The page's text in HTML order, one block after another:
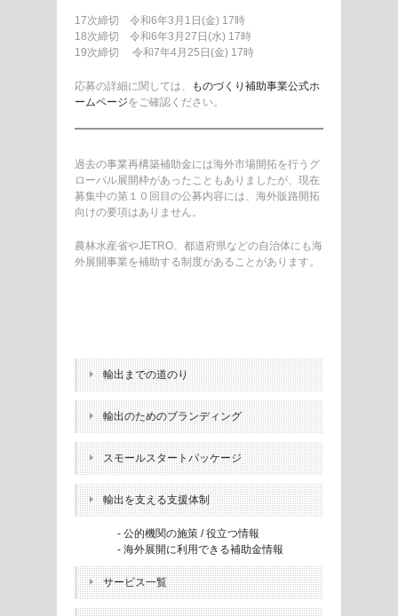
17次締切 令和6年3月1日(金) 17時
18次締切 令和6年3月27日(水) 17時
19次締切 令和7年4月25日(金) 17時
応募の詳細に関しては、
ものづくり補助事業公式ホ
ームページをご確認ください。
過去の事業再構築補助金には海外市場開拓を行うグ
ローバル展開枠があったこともありましたが、現在
募集中の第１０回目の公募内容には、海外販路開拓
向けの要項はありません。
農林水産省やJETRO、都道府県などの自治体にも海
外展開事業を補助する制度があることがあります。
輸出までの道のり
輸出のためのブランディング
スモールスタートパッケージ
輸出を支える支援体制
- 公的機関の施策 / 役立つ情報
- 海外展開に利用できる補助金情報
サービス一覧